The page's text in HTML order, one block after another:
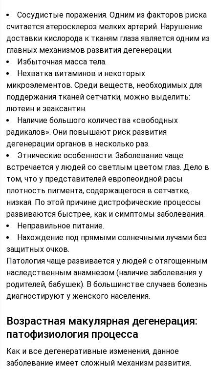
Сосудистые поражения. Одним из факторов риска
считается атеросклероз мелких артерий. Нарушение
доставки кислорода к тканям глаза является одним из
главных механизмов развития дегенерации.
Избыточная масса тела.
Нехватка витаминов и некоторых
микроэлементов. Среди веществ, необходимых для
поддержания тканей сетчатки, можно выделить:
лютеин и зеаксантин.
Наличие большого количества «свободных
радикалов». Они повышают риск развития
дегенерации органов в несколько раз.
Этнические особенности. Заболевание чаще
встречается у людей со светлым цветом глаз. Дело в
том, что у представителей европеоидной расы
плотность пигмента, содержащегося в сетчатке,
низкая. По этой причине дистрофические процессы
развиваются быстрее, как и симптомы заболевания.
Неправильное питание.
Нахождение под прямыми солнечными лучами без
защитных очков.
Патология чаще развивается у людей с отягощенным
наследственным анамнезом (наличие заболевания у
родителей, бабушек). В большинстве случаев болезнь
диагностируют у женского населения.
Возрастная макулярная дегенерация:
патофизиология процесса
Как и все дегенеративные изменения, данное
заболевание имеет сложный механизм развития.